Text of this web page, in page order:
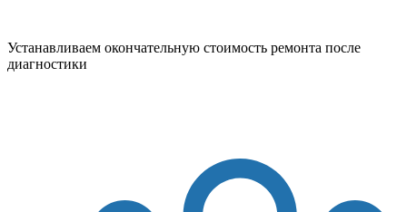
Устанавливаем окончательную стоимость ремонта после
диагностики